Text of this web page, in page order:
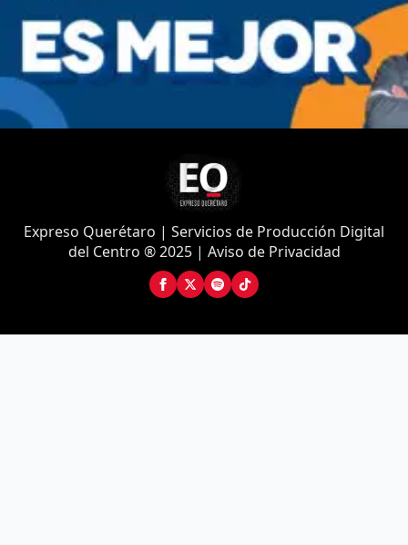
Expreso Querétaro | Servicios de Producción Digital
del Centro ® 2025 | Aviso de Privacidad